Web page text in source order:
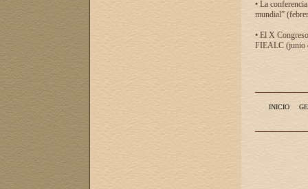
• La
mundial”
• El X
FIEALC (junio
INICIO